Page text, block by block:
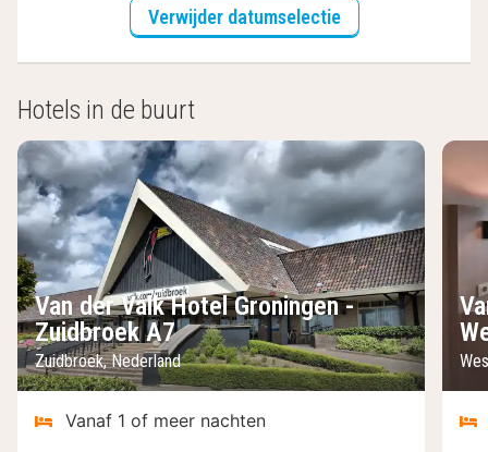
Verwijder datumselectie
Hotels in de buurt
Van der Valk Hotel Groningen -
Zuidbroek A7
Zuidbroek, Nederland
Vanaf 1 of meer nachten